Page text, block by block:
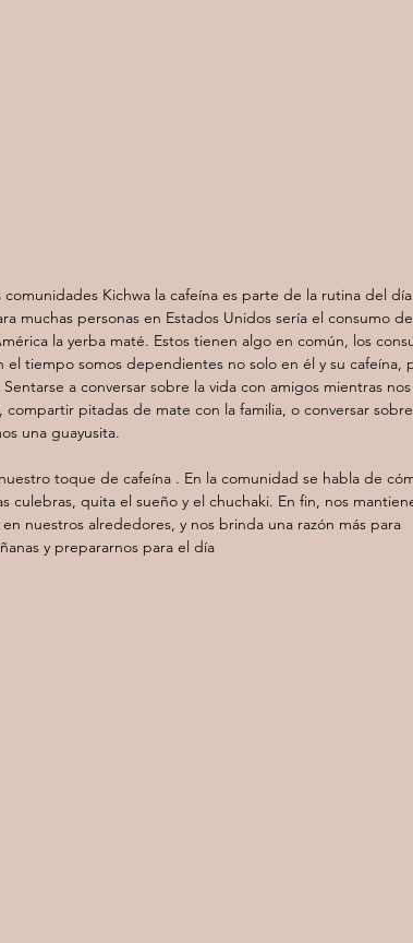
Kichwa la cafeína es parte de la rutina del
muchas personas en Estados Unidos sería el consumo
la yerba maté. Estos tienen algo en común, los
el tiempo somos dependientes no solo en él y su cafeína,
a conversar sobre la vida con amigos mientras nos
pitadas de mate con la familia, o conversar sobre
una guayusita.
toque de cafeína . En la comunidad se habla de
culebras, quita el sueño y el chuchaki. En fin, nos
nuestros alrededores, y nos brinda una razón más para
y prepararnos para el día